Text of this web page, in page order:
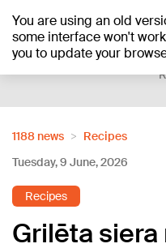
You are using an old
some interface won't
you to update your
+20°C
1188 news
Recipes
Tuesday, 9 June, 2026
Recipes
Grilēta siera